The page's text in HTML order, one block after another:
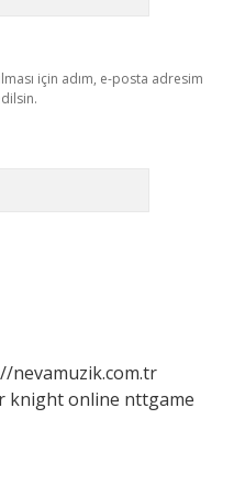
için adım, e-posta adresim
nevamuzik.com.tr
knight online nttgame